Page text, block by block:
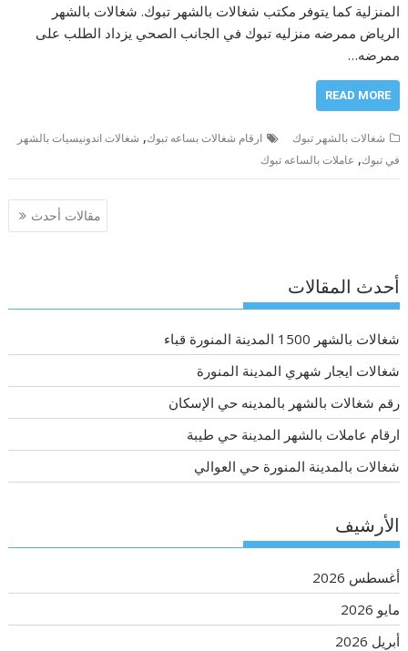
المنزلية كما يتوفر مكتب شغالات بالشهر تبوك. شغالات بالشهر
الرياض ممرضه منزليه تبوك في الجانب الصحي يزداد الطلب على
ممرضه…
READ MORE
شغالات بالشهر تبوك ارقام شغالات بساعه تبوك, شغالات اندونيسيات بالشهر
في تبوك, عاملات بالساعه تبوك
مقالات أحدث
أحدث المقالات
شغالات بالشهر 1500 المدينة المنورة قباء
شغالات ايجار شهري المدينة المنورة
رقم شغالات بالشهر بالمدينه حي الإسكان
ارقام عاملات بالشهر المدينة حي طيبة
شغالات بالمدينة المنورة حي العوالي
الأرشيف
أغسطس 2026
مايو 2026
أبريل 2026